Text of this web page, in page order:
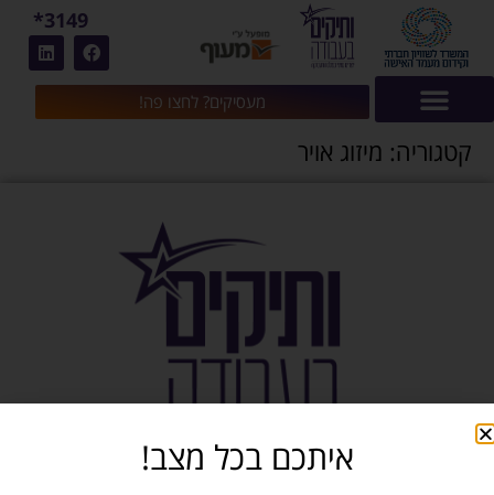
מעסיקים? לחצו פה!
3149*
קטגוריה: מיזוג אויר
איתכם בכל מצב!